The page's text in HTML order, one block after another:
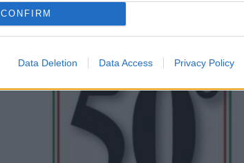
CONFIRM
Data Deletion Data Access Privacy Policy